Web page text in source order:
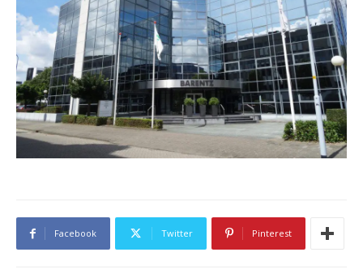
Facebook Twitter Pinterest